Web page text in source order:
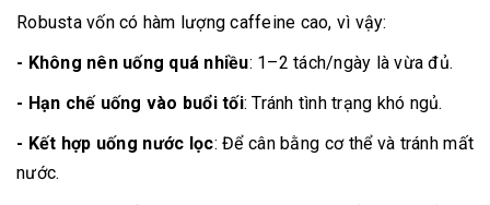
Robusta vốn có hàm lượng caffeine cao, vì vậy:
- Không nên uống quá nhiều: 1–2 tách/ngày là vừa đủ.
- Hạn chế uống vào buổi tối: Tránh tình trạng khó ngủ.
- Kết hợp uống nước lọc: Để cân bằng cơ thể và tránh mất
nước.